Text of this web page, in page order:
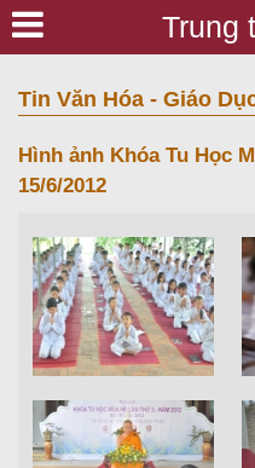
Trung
Tin Văn Hóa - Giáo
Hình ảnh Khóa Tu Học
15/6/2012